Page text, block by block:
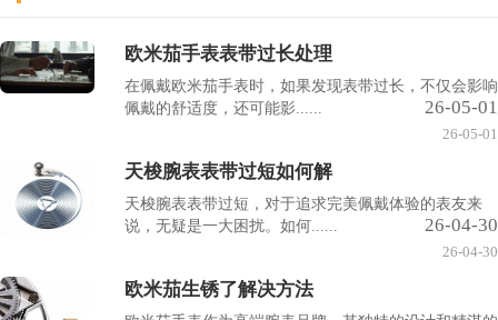
欧米茄手表表带过长处理
在佩戴欧米茄手表时，如果发现表带过长，不仅会影响
佩戴的舒适度，还可能影......
26-05-01
26-05-01
天梭腕表表带过短如何解
天梭腕表表带过短，对于追求完美佩戴体验的表友来
说，无疑是一大困扰。如何......
26-04-30
26-04-30
欧米茄生锈了解决方法